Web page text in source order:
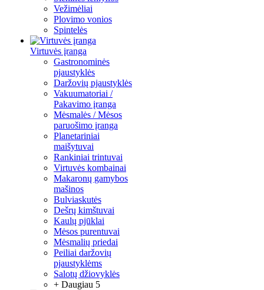
Vežimėliai
Plovimo vonios
Spintelės
Virtuvės įranga
Gastronominės
pjaustyklės
Daržovių pjaustyklės
Vakuumatoriai /
Pakavimo įranga
Mėsmalės / Mėsos
paruošimo įranga
Planetariniai
maišytuvai
Rankiniai trintuvai
Virtuvės kombainai
Makaronų gamybos
mašinos
Bulviaskutės
Dešrų kimštuvai
Kaulų pjūklai
Mėsos purentuvai
Mėsmalių priedai
Peiliai daržovių
pjaustyklėms
Salotų džiovyklės
+ Daugiau 5